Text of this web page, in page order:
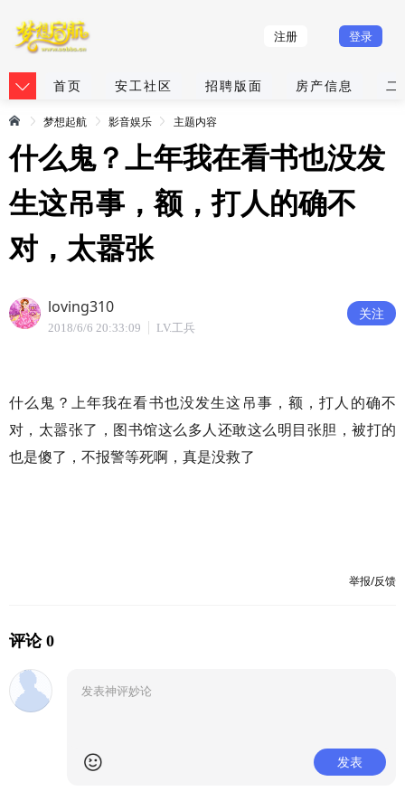
注册 登录
首页 安工社区 招聘版面 房产信息 二
梦想起航 影音娱乐 主题内容
什么鬼？上年我在看书也没发
生这吊事，额，打人的确不
对，太嚣张
loving310
2018/6/6 20:33:09 LV.工兵
关注
什么鬼？上年我在看书也没发生这吊事，额，打人的确不
对，太嚣张了，图书馆这么多人还敢这么明目张胆，被打的
也是傻了，不报警等死啊，真是没救了
举报/反馈
评论 0
发表